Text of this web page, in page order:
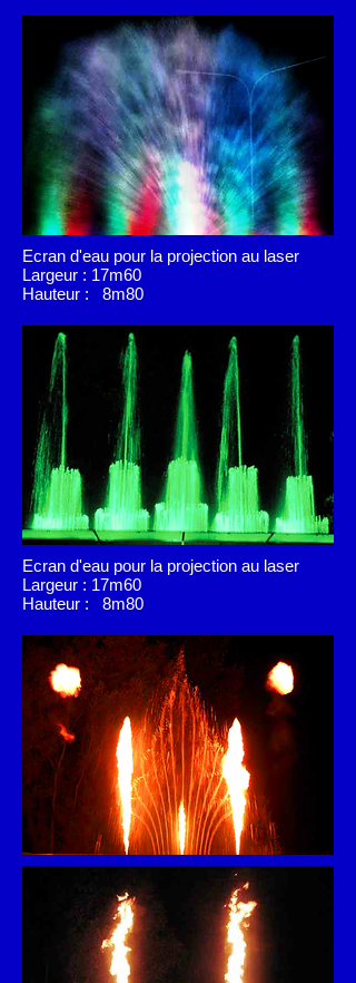
Ecran d'eau pour la projection au laser
Largeur : 17m60
Hauteur : 8m80
Ecran d'eau pour la projection au laser
Largeur : 17m60
Hauteur : 8m80